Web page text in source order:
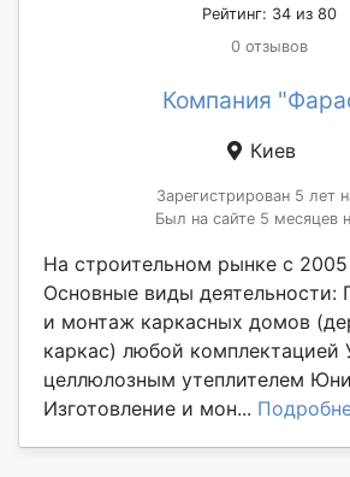
Рейтинг: 34 из 80
0 отзывов
Компания
Киев
Зарегистрирован 5 лет
Был на сайте 5 месяцев
На строительном рынке с 2005
Основные виды деятельности:
и монтаж каркасных домов
каркас) любой комплектацией
целлюлозным утеплителем
Изготовление и мон...